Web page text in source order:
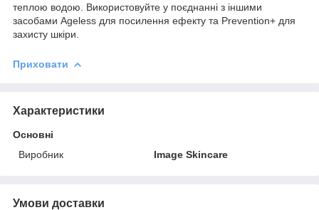
теплою водою. Використовуйте у поєднанні з іншими
засобами Ageless для посилення ефекту та Prevention+ для
захисту шкіри.
Приховати
Характеристики
Основні
Виробник
Image Skincare
Умови доставки